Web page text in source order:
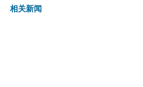
相关新闻